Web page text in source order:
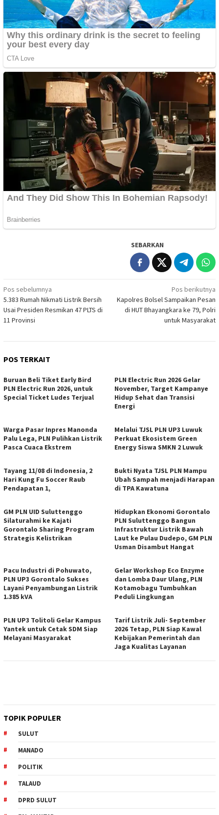
SEBARKAN
Navigasi
pos
Pos sebelumnya
5.383 Rumah Nikmati Listrik Bersih
Usai Presiden Resmikan 47 PLTS di
11 Provinsi
Pos berikutnya
Kapolres Bolsel Sampaikan Pesan
di HUT Bhayangkara ke 79, Polri
untuk Masyarakat
POS TERKAIT
Buruan Beli Tiket Early Bird
PLN Electric Run 2026, untuk
Special Ticket Ludes Terjual
PLN Electric Run 2026 Gelar
November, Target Kampanye
Hidup Sehat dan Transisi
Energi
Warga Pasar Inpres Manonda
Palu Lega, PLN Pulihkan Listrik
Pasca Cuaca Ekstrem
Melalui TJSL PLN UP3 Luwuk
Perkuat Ekosistem Green
Energy Siswa SMKN 2 Luwuk
Tayang 11/08 di Indonesia, 2
Hari Kung Fu Soccer Raub
Pendapatan 1,
Bukti Nyata TJSL PLN Mampu
Ubah Sampah menjadi Harapan
di TPA Kawatuna
GM PLN UID Suluttenggo
Silaturahmi ke Kajati
Gorontalo Sharing Program
Strategis Kelistrikan
Hidupkan Ekonomi Gorontalo
PLN Suluttenggo Bangun
Infrastruktur Listrik Bawah
Laut ke Pulau Dudepo, GM PLN
Usman Disambut Hangat
Pacu Industri di Pohuwato,
PLN UP3 Gorontalo Sukses
Layani Penyambungan Listrik
1.385 kVA
Gelar Workshop Eco Enzyme
dan Lomba Daur Ulang, PLN
Kotamobagu Tumbuhkan
Peduli Lingkungan
PLN UP3 Tolitoli Gelar Kampus
Yantek untuk Cetak SDM Siap
Melayani Masyarakat
Tarif Listrik Juli- September
2026 Tetap, PLN Siap Kawal
Kebijakan Pemerintah dan
Jaga Kualitas Layanan
TOPIK POPULER
SULUT
MANADO
POLITIK
TALAUD
DPRD SULUT